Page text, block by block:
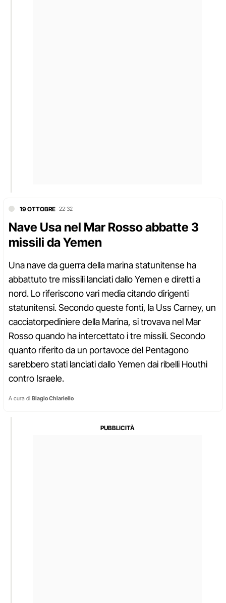
19 OTTOBRE 22:32
Nave Usa nel Mar Rosso abbatte 3
missili da Yemen
Una nave da guerra della marina statunitense ha
abbattuto tre missili lanciati dallo Yemen e diretti a
nord. Lo riferiscono vari media citando dirigenti
statunitensi. Secondo queste fonti, la Uss Carney, un
cacciatorpediniere della Marina, si trovava nel Mar
Rosso quando ha intercettato i tre missili. Secondo
quanto riferito da un portavoce del Pentagono
sarebbero stati lanciati dallo Yemen dai ribelli Houthi
contro Israele.
A cura di Biagio Chiariello